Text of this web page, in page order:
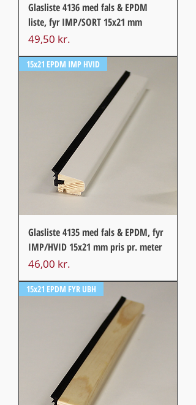
Glasliste 4136 med fals & EPDM
liste, fyr IMP/SORT 15x21 mm
Pris
49,50 kr.
15x21 EPDM IMP HVID
Glasliste 4135 med fals & EPDM, fyr
IMP/HVID 15x21 mm pris pr. meter
Pris
46,00 kr.
15x21 EPDM FYR UBH